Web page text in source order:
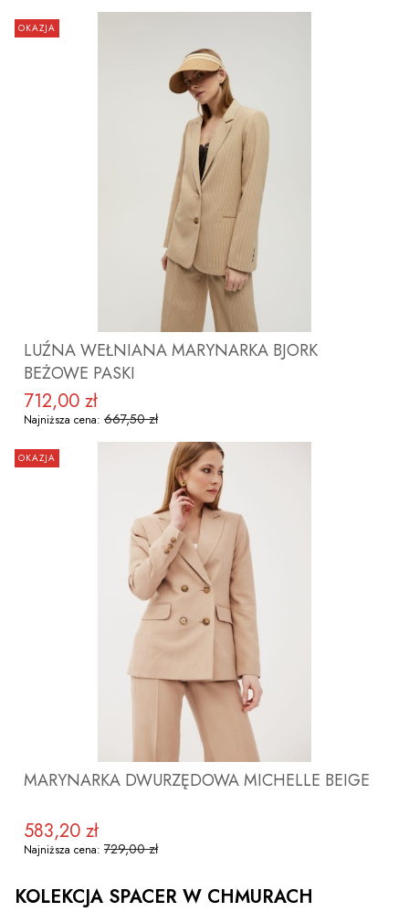
ZOBACZ PRODUKT
OKAZJA
LUŹNA WEŁNIANA MARYNARKA BJORK
BEŻOWE PASKI
Cena promocyjna
712,00 zł
Najniższa cena: 667,50 zł
ZOBACZ PRODUKT
OKAZJA
MARYNARKA DWURZĘDOWA MICHELLE BEIGE
Cena promocyjna
583,20 zł
Najniższa cena: 729,00 zł
KOLEKCJA SPACER W CHMURACH